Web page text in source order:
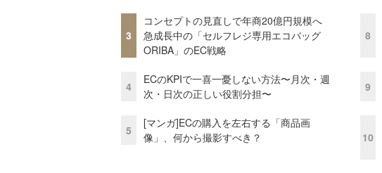
3
コンセプトの見直しで年商20億円規模へ
急成長中の「セルフレジ専用エコバッグ
ORIBA」のEC戦略
4
ECのKPIで一喜一憂しない方法〜月次・週
次・日次の正しい役割分担〜
5
[マンガ]ECの購入を左右する「商品画
像」、何から撮影すべき？
8
9
10